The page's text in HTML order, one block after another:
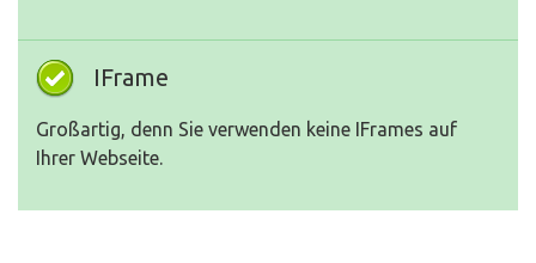
IFrame
Großartig, denn Sie verwenden keine IFrames auf
Ihrer Webseite.